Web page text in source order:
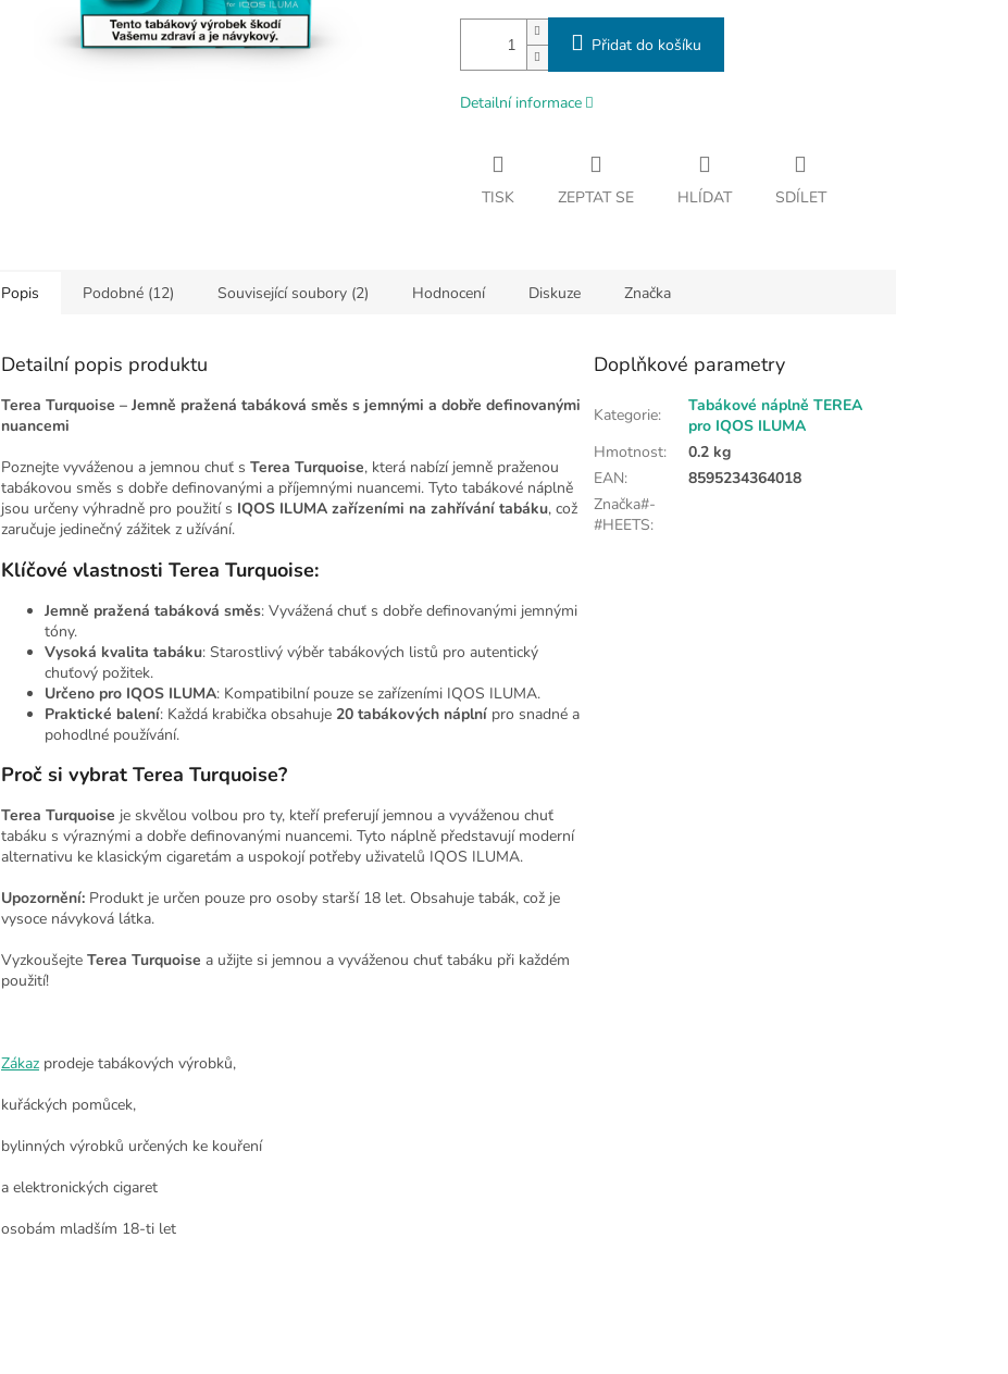
Přidat do košíku
Detailní informace
TISK ZEPTAT SE HLÍDAT SDÍLET
Popis Podobné (12) Související soubory (2) Hodnocení Diskuze Značka
Detailní popis produktu
Terea Turquoise – Jemně pražená tabáková směs s jemnými a dobře definovanými
nuancemi
Poznejte vyváženou a jemnou chuť s Terea Turquoise, která nabízí jemně praženou
tabákovou směs s dobře definovanými a příjemnými nuancemi. Tyto tabákové náplně
jsou určeny výhradně pro použití s IQOS ILUMA zařízeními na zahřívání tabáku, což
zaručuje jedinečný zážitek z užívání.
Klíčové vlastnosti Terea Turquoise:
Jemně pražená tabáková směs: Vyvážená chuť s dobře definovanými jemnými
tóny.
Vysoká kvalita tabáku: Starostlivý výběr tabákových listů pro autentický
chuťový požitek.
Určeno pro IQOS ILUMA: Kompatibilní pouze se zařízeními IQOS ILUMA.
Praktické balení: Každá krabička obsahuje 20 tabákových náplní pro snadné a
pohodlné používání.
Proč si vybrat Terea Turquoise?
Terea Turquoise je skvělou volbou pro ty, kteří preferují jemnou a vyváženou chuť
tabáku s výraznými a dobře definovanými nuancemi. Tyto náplně představují moderní
alternativu ke klasickým cigaretám a uspokojí potřeby uživatelů IQOS ILUMA.
Upozornění: Produkt je určen pouze pro osoby starší 18 let. Obsahuje tabák, což je
vysoce návyková látka.
Vyzkoušejte Terea Turquoise a užijte si jemnou a vyváženou chuť tabáku při každém
použití!
Zákaz prodeje tabákových výrobků,
kuřáckých pomůcek,
bylinných výrobků určených ke kouření
a elektronických cigaret
osobám mladším 18-ti let
Doplňkové parametry
Kategorie:
Tabákové náplně TEREA
pro IQOS ILUMA
Hmotnost:
0.2 kg
EAN:
8595234364018
Značka#-
#HEETS: